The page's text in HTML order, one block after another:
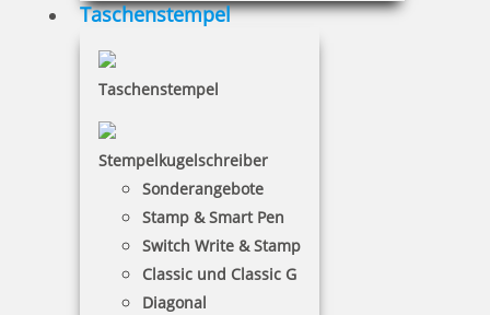
Taschenstempel
Taschenstempel
Stempelkugelschreiber
Sonderangebote
Stamp & Smart Pen
Switch Write & Stamp
Classic und Classic G
Diagonal
60,26 €
Trodat Printy 4915 Mehrfarbiger Stempel